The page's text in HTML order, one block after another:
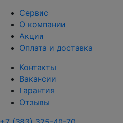
Сервис
О компании
Акции
Оплата и доставка
Контакты
Вакансии
Гарантия
Отзывы